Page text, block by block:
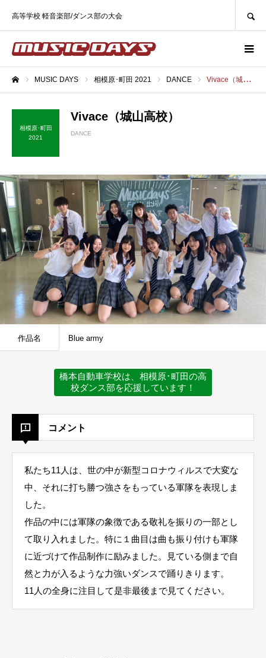
高等学校 軽音楽部/ダンス部の大会
MUSIC DAYS 相模原･町田 2021 DANCE Vivace（城山高校）
相模原･町田
2021
Vivace（城山高校）
DANCE
作品名 Blue army
橋本自動車学校は、相模原･町田の高
校ダンス部を応援しています！
コメント
私たち11人は、世の中が新型コロナウィルスで大変な
中、それに打ち勝つ強さをもっている軍隊を表現しま
した。
作品の中には軍隊の象徴である敬礼を振りの一部とし
て取り入れました。特に１曲目は曲も振り付けも軍隊
に近づけて作品制作に励みました。見ている側まで自
然と力が入るような力強いダンスで踊りきります。
11人の全身に注目して是非最後まで見てください。